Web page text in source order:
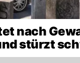
nach
stürzt